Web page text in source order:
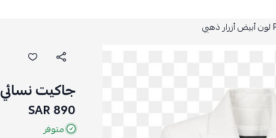
جاكيت نسائي PRADA لون أبيض أزرار ذهبي
890 SAR
متوفر